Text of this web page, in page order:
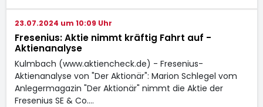
23.07.2024 um 10:09 Uhr
Fresenius: Aktie nimmt kräftig Fahrt auf -
Aktienanalyse
Kulmbach (www.aktiencheck.de) - Fresenius-
Aktienanalyse von "Der Aktionär": Marion Schlegel vom
Anlegermagazin "Der Aktionär" nimmt die Aktie der
Fresenius SE & Co.…